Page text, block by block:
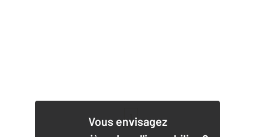
Vous envisagez
1